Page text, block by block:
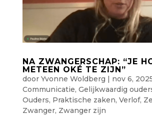
NA ZWANGERSCHAP: “JE
METEEN OKÉ TE ZIJN”
door Yvonne Woldberg | nov 6,
Communicatie, Gelijkwaardig
Ouders, Praktische zaken, Verlof,
Zwanger, Zwanger zijn